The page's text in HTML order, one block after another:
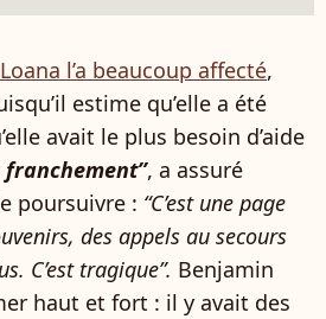
l’a beaucoup affecté,
estime qu’elle a été
avait le plus besoin d’aide
franchement”, a assuré
poursuivre : “C’est une page
des appels au secours
C’est tragique”. Benjamin
haut et fort : il y avait des